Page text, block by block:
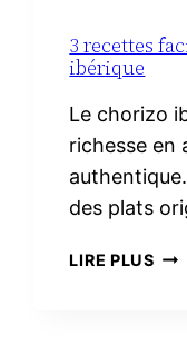
3 recettes
ibérique
Le chorizo
richesse en
des plats
LIRE PLUS3